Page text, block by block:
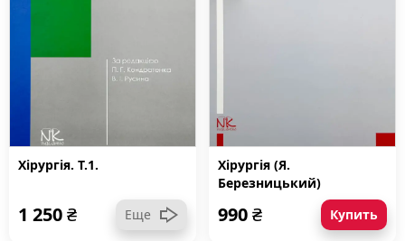
Хірургія. Т.1.
1 250₴ Еще
Хірургія (Я.
Березницький)
990₴ Купить